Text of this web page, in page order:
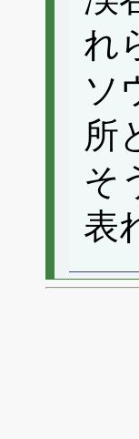
れ
ソ
所
そ
表